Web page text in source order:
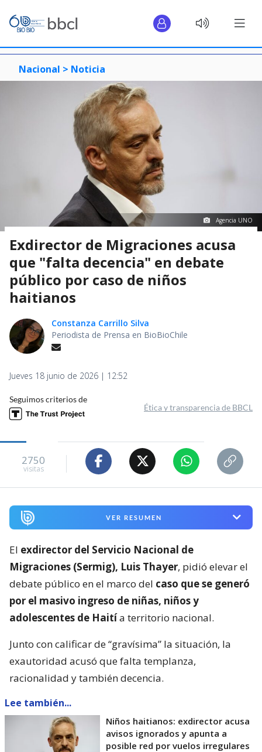
Nacional > Noticia
Agencia UNO
Exdirector de Migraciones acusa
que "falta decencia" en debate
público por caso de niños
haitianos
Constanza Carrillo Silva
Periodista de Prensa en BioBioChile
Jueves 18 junio de 2026 | 12:52
Seguimos criterios de
Ética y transparencia de BBCL
2750
visitas
VER RESUMEN
El exdirector del Servicio Nacional de
Migraciones (Sermig), Luis Thayer, pidió elevar el
debate público en el marco del caso que se generó
por el masivo ingreso de niñas, niños y
adolescentes de Haitía territorio nacional.
Junto con calificar de “gravísima” la situación, la
exautoridad acusó que falta templanza,
racionalidad y también decencia.
Lee también...
Niños haitianos: exdirector acusa
avisos ignorados y apunta a
posible red por vuelos irregulares